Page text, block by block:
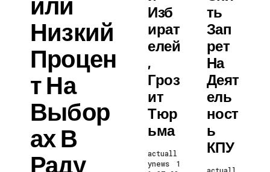
Низкий
Процен
Т На
Выбор
Ах В
Раду
Изб
Ират
Елей
,
Гроз
Ит
Тюр
Ьма
actuall
ynews
1
Ть
Зап
Рет
На
Деят
Ель
Ност
Ь
КПУ
actuall